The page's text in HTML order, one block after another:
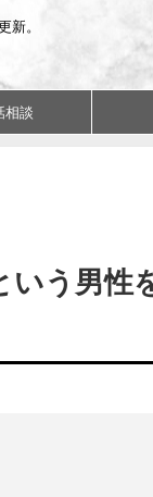
新。
相談
いう男性